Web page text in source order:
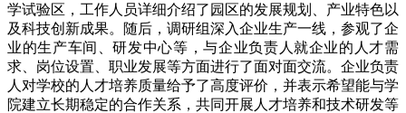
学试验区，工作人员详细介绍了园区的发展规划、产业特色以
及科技创新成果。随后，调研组深入企业生产一线，参观了企
业的生产车间、研发中心等，与企业负责人就企业的人才需
求、岗位设置、职业发展等方面进行了面对面交流。企业负责
人对学校的人才培养质量给予了高度评价，并表示希望能与学
院建立长期稳定的合作关系，共同开展人才培养和技术研发等